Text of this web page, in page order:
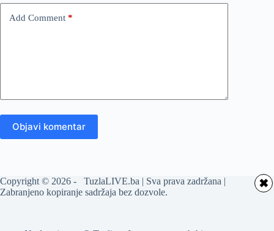
Add Comment *
Objavi komentar
Copyright © 2026 - TuzlaLIVE.ba | Sva prava zadržana |
Zabranjeno kopiranje sadržaja bez dozvole.
✖